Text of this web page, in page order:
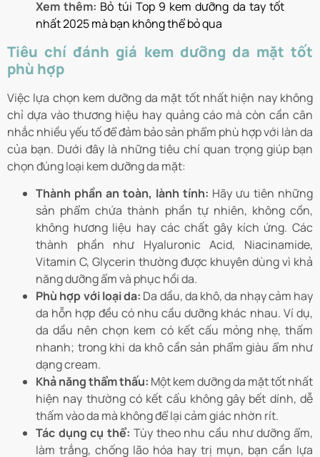
Xem thêm: Bỏ túi Top 9 kem dưỡng da tay tốt
nhất 2025 mà bạn không thể bỏ qua
Tiêu chí đánh giá kem dưỡng da mặt tốt
phù hợp
Việc lựa chọn kem dưỡng da mặt tốt nhất hiện nay không
chỉ dựa vào thương hiệu hay quảng cáo mà còn cần cân
nhắc nhiều yếu tố để đảm bảo sản phẩm phù hợp với làn da
của bạn. Dưới đây là những tiêu chí quan trọng giúp bạn
chọn đúng loại kem dưỡng da mặt:
Thành phần an toàn, lành tính: Hãy ưu tiên những
sản phẩm chứa thành phần tự nhiên, không cồn,
không hương liệu hay các chất gây kích ứng. Các
thành phần như Hyaluronic Acid, Niacinamide,
Vitamin C, Glycerin thường được khuyên dùng vì khả
năng dưỡng ẩm và phục hồi da.
Phù hợp với loại da: Da dầu, da khô, da nhạy cảm hay
da hỗn hợp đều có nhu cầu dưỡng khác nhau. Ví dụ,
da dầu nên chọn kem có kết cấu mỏng nhẹ, thấm
nhanh; trong khi da khô cần sản phẩm giàu ẩm như
dạng cream.
Khả năng thẩm thấu: Một kem dưỡng da mặt tốt nhất
hiện nay thường có kết cấu không gây bết dính, dễ
thấm vào da mà không để lại cảm giác nhờn rít.
Tác dụng cụ thể: Tùy theo nhu cầu như dưỡng ẩm,
làm trắng, chống lão hóa hay trị mụn, bạn cần lựa